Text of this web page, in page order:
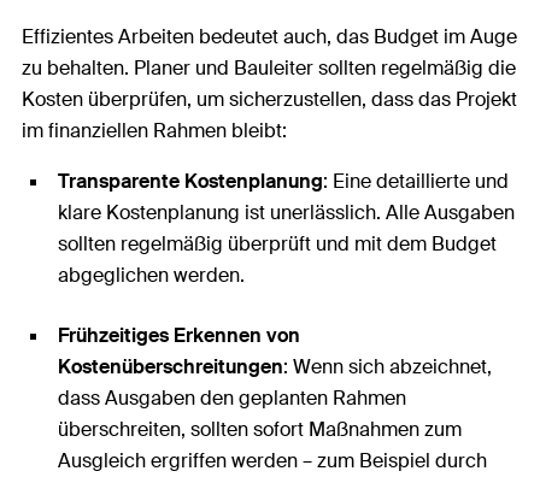
Effizientes Arbeiten bedeutet auch, das Budget im Auge
zu behalten. Planer und Bauleiter sollten regelmäßig die
Kosten überprüfen, um sicherzustellen, dass das Projekt
im finanziellen Rahmen bleibt:
Transparente Kostenplanung: Eine detaillierte und
klare Kostenplanung ist unerlässlich. Alle Ausgaben
sollten regelmäßig überprüft und mit dem Budget
abgeglichen werden.
Frühzeitiges Erkennen von
Kostenüberschreitungen: Wenn sich abzeichnet,
dass Ausgaben den geplanten Rahmen
überschreiten, sollten sofort Maßnahmen zum
Ausgleich ergriffen werden – zum Beispiel durch